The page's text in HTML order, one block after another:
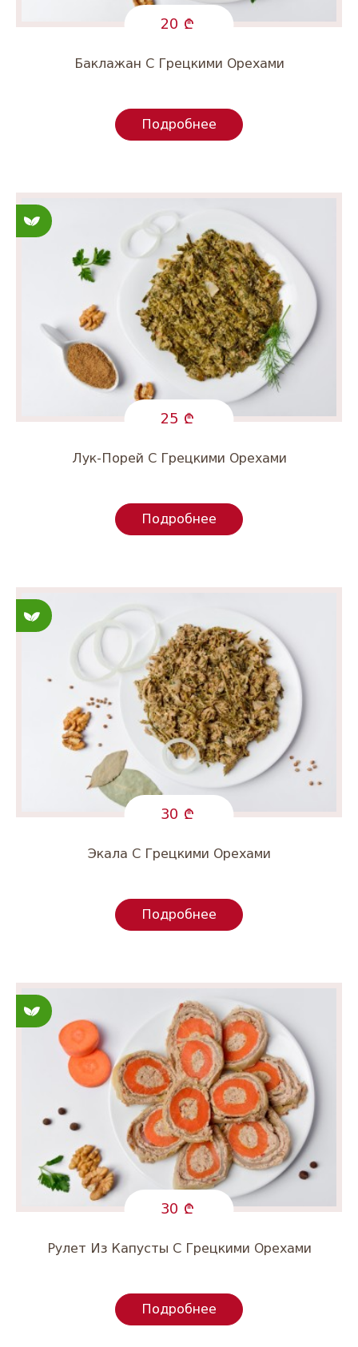
20
Баклажан С Грецкими Орехами
Подробнее
25
Лук-Порей С Грецкими Орехами
Подробнее
Постные
30
Экала С Грецкими Орехами
Подробнее
30
Рулет Из Капусты С Грецкими Орехами
Подробнее